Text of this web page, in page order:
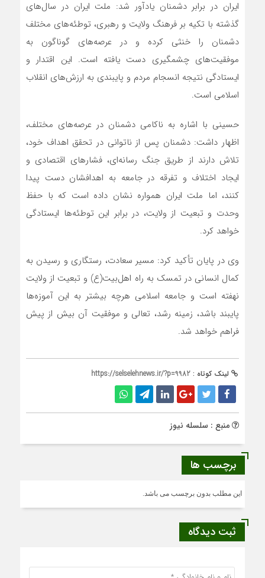
ایران در برابر دشمنان یادآور شد: ملت ایران در سال‌های
گذشته با تکیه بر فرهنگ ولایت و رهبری، توطئه‌های مختلف
دشمنان را خنثی کرده و در عرصه‌های گوناگون به
موفقیت‌های چشمگیری دست یافته است. این اقتدار و
ایستادگی نتیجه انسجام مردم و پایبندی به ارزش‌های انقلاب
اسلامی است.
حسینی با اشاره به ناکامی دشمنان در عرصه‌های مختلف،
اظهار داشت: دشمنان پس از ناتوانی در تحقق اهداف خود،
تلاش دارند از طریق جنگ رسانه‌ای، فشارهای اقتصادی و
ایجاد اختلاف و تفرقه در جامعه به اهدافشان دست پیدا
کنند، اما ملت ایران همواره نشان داده است که با حفظ
وحدت و تبعیت از ولایت، در برابر این توطئه‌ها ایستادگی
خواهد کرد.
وی در پایان تأکید کرد: مسیر سعادت، رستگاری و رسیدن به
کمال انسانی در تمسک به راه اهل‌بیت(ع) و تبعیت از ولایت
نهفته است و جامعه اسلامی هرچه بیشتر به این آموزه‌ها
پایبند باشد، زمینه رشد، تعالی و موفقیت آن بیش از پیش
فراهم خواهد شد.
لینک کوتاه : https://selselehnews.ir/?p=9982
منبع : سلسله نیوز
برچسب ها
این مطلب بدون برچسب می باشد.
ثبت دیدگاه